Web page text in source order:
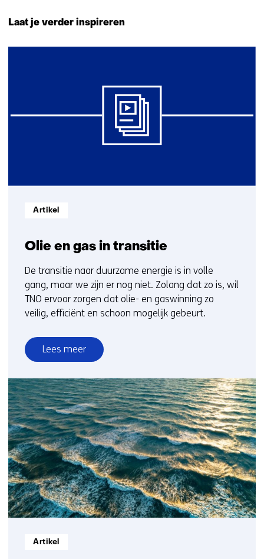
(Neem
ons
op)
Laat je verder inspireren
1
5
Olie en gas in transitie
Informatietype:
Artikel
De transitie naar duurzame energie is in volle
gang, maar we zijn er nog niet. Zolang dat zo is, wil
TNO ervoor zorgen dat olie- en gaswinning zo
veilig, efficiënt en schoon mogelijk gebeurt.
Lees meer
over
Olie
en
gas
in
transitie
Informatietype:
Artikel